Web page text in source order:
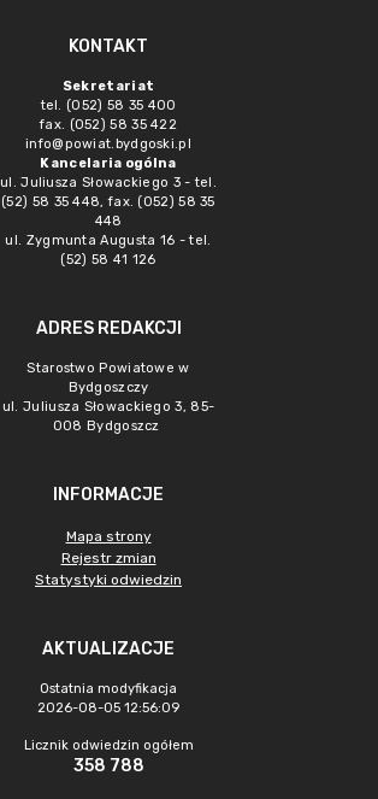
KONTAKT
Sekretariat
tel. (052) 58 35 400
fax. (052) 58 35 422
info@powiat.bydgoski.pl
Kancelaria ogólna
ul. Juliusza Słowackiego 3 - tel.
(52) 58 35 448, fax. (052) 58 35
448
ul. Zygmunta Augusta 16 - tel.
(52) 58 41 126
ADRES REDAKCJI
Starostwo Powiatowe w
Bydgoszczy
ul. Juliusza Słowackiego 3, 85-
008 Bydgoszcz
INFORMACJE
Mapa strony
Rejestr zmian
Statystyki odwiedzin
AKTUALIZACJE
Ostatnia modyfikacja
2026-08-05 12:56:09
Licznik odwiedzin ogółem
358 788